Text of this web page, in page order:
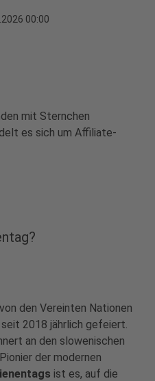
00:00
mit Sternchen
es sich um Affiliate-
den Vereinten Nationen
2018 jährlich gefeiert.
an den slowenischen
der modernen
ist es, auf die